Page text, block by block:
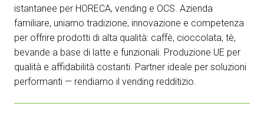
AREA RISERVATA VISITATORI
person
A cura di: ITEN
istantanee per HORECA, vending e OCS. Azienda
familiare, uniamo tradizione, innovazione e competenza
per offrire prodotti di alta qualità: caffè, cioccolata, tè,
bevande a base di latte e funzionali. Produzione UE per
qualità e affidabilità costanti. Partner ideale per soluzioni
performanti — rendiamo il vending redditizio.